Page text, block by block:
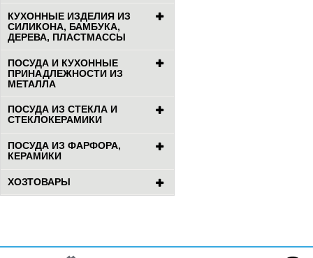
КУХОННЫЕ ИЗДЕЛИЯ ИЗ
СИЛИКОНА, БАМБУКА,
ДЕРЕВА, ПЛАСТМАССЫ
ПОСУДА И КУХОННЫЕ
ПРИНАДЛЕЖНОСТИ ИЗ
МЕТАЛЛА
ПОСУДА ИЗ СТЕКЛА И
СТЕКЛОКЕРАМИКИ
ПОСУДА ИЗ ФАРФОРА,
КЕРАМИКИ
ХОЗТОВАРЫ